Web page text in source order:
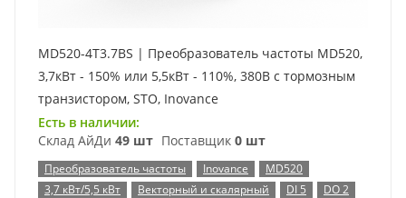
MD520-4T3.7BS | Преобразователь частоты MD520,
3,7кВт - 150% или 5,5кВт - 110%, 380В с тормозным
транзистором, STO, Inovance
Есть в наличии:
Склад АйДи 49 шт Поставщик 0 шт
Преобразователь частоты Inovance
MD520
3,7 кВт/5,5 кВт
Векторный и скалярный DI 5
DO 2